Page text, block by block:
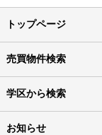
トップページ
売買物件検索
学区から検索
お知らせ